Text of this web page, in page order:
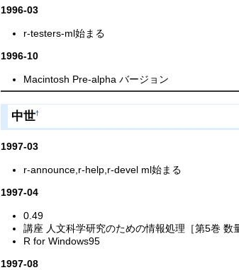
1996-03
r-testers-ml始まる
1996-10
Macintosh Pre-alpha バージョン
中世†
1997-03
r-announce,r-help,r-devel ml始まる
1997-04
0.49
講座 人文科学研究のための情報処理［第5巻 数
R for Windows95
1997-08